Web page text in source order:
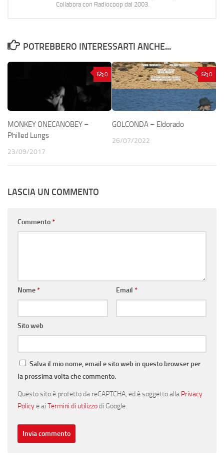
Collabora con Radiocoop dal 2003.
POTREBBERO INTERESSARTI ANCHE...
0
MONKEY ONECANOBEY –
Philled Lungs
23/09/2017
0
GOLCONDA – Eldorado
26/07/2022
LASCIA UN COMMENTO
Commento*
Nome* Email *
Sito web
Salva il mio nome, email e sito web in questo browser per
la prossima volta che commento.
Questo sito è protetto da reCAPTCHA, ed è soggetto alla Privacy
Policye ai Termini di utilizzodi Google.